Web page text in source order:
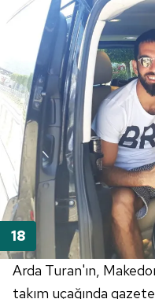
Arda Turan'ın,
takım uçağında